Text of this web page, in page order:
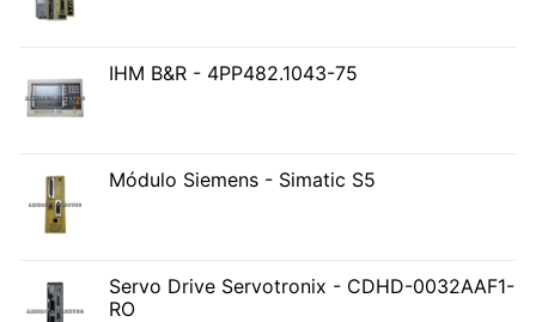
IHM B&R - 4PP482.1043-75
Módulo Siemens - Simatic S5
Servo Drive Servotronix - CDHD-0032AAF1-
RO